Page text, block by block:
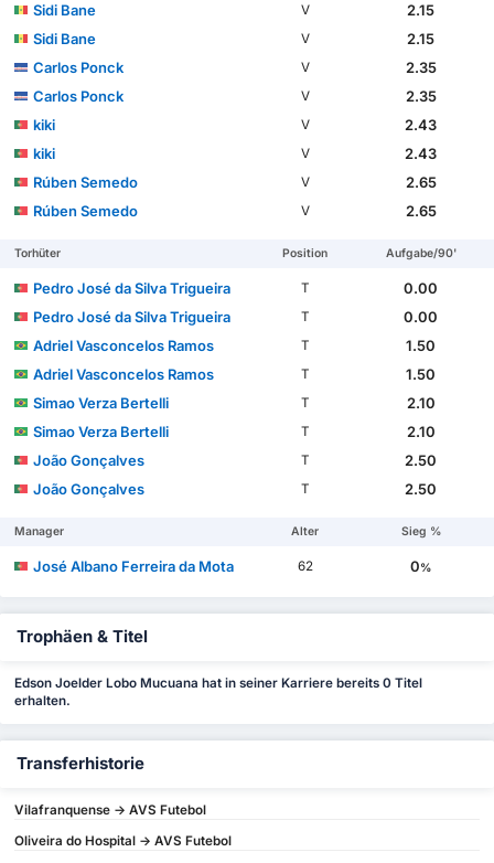
Sidi Bane
V
2.15
Sidi Bane
V
2.15
Carlos Ponck
V
2.35
Carlos Ponck
V
2.35
kiki
V
2.43
kiki
V
2.43
Rúben Semedo
V
2.65
Rúben Semedo
V 2.65
Torhüter Position Aufgabe/90'
Pedro José da Silva Trigueira T
0.00
Pedro José da Silva Trigueira
T
0.00
Adriel Vasconcelos Ramos
T
1.50
Adriel Vasconcelos Ramos
T
1.50
Simao Verza Bertelli
T
2.10
Simao Verza Bertelli
T
2.10
João Gonçalves
T
2.50
João Gonçalves
T 2.50
Manager Alter Sieg %
José Albano Ferreira da Mota 62 0%
Trophäen & Titel
Edson Joelder Lobo Mucuana hat in seiner Karriere bereits 0 Titel
erhalten.
Transferhistorie
Vilafranquense -> AVS Futebol
Oliveira do Hospital -> AVS Futebol